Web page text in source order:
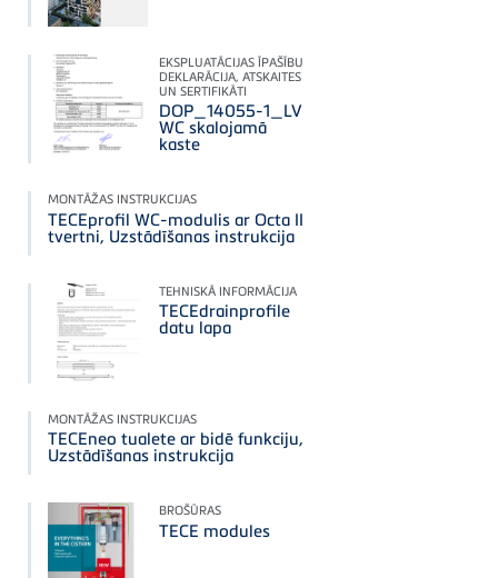
EKSPLUATĀCIJAS ĪPAŠĪBU
DEKLARĀCIJA, ATSKAITES
UN SERTIFIKĀTI
DOP_14055-1_LV
WC skalojamā
kaste
MONTĀŽAS INSTRUKCIJAS
TECEprofil WC-modulis ar Octa II
tvertni, Uzstādīšanas instrukcija
TEHNISKĀ INFORMĀCIJA
TECEdrainprofile
datu lapa
MONTĀŽAS INSTRUKCIJAS
TECEneo tualete ar bidē funkciju,
Uzstādīšanas instrukcija
BROŠŪRAS
TECE modules